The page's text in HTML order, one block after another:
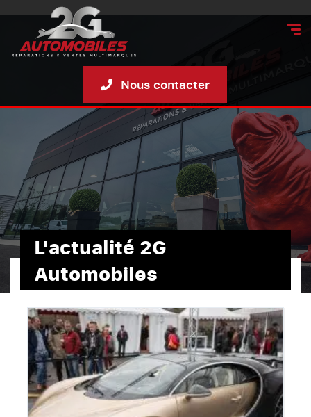
Nous contacter
Accueil Blog 2G Automobiles
L'actualité 2G
Automobiles